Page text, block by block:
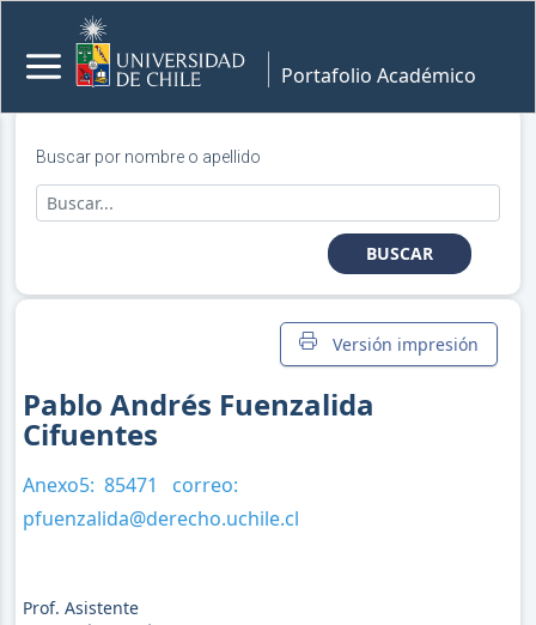
Portafolio Académico
Buscar por nombre o apellido
BUSCAR
Versión impresión
Pablo Andrés Fuenzalida
Cifuentes
Anexo5: 85471
correo:
pfuenzalida@derecho.uchile.cl
Prof. Asistente